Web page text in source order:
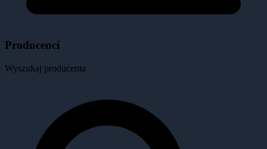
Producenci
Wyszukaj producenta